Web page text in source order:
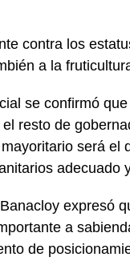
contra los
a la
se confirmó
resto de
será el
adecuado
expresó
a
de